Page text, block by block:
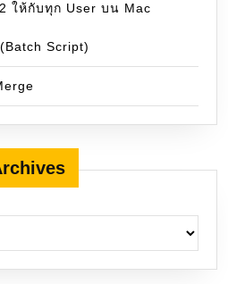
ให้กับทุก User บน Mac
Script)